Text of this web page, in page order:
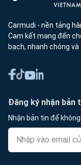
Carmudi - nền tảng
Cam kết mang đến
bạch, nhanh chóng và
Đăng ký nhận bản
Nhận bản tin để